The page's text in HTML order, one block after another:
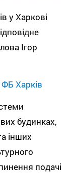
у Харкові
Ігор
Харків
будинках,
інших
подачі